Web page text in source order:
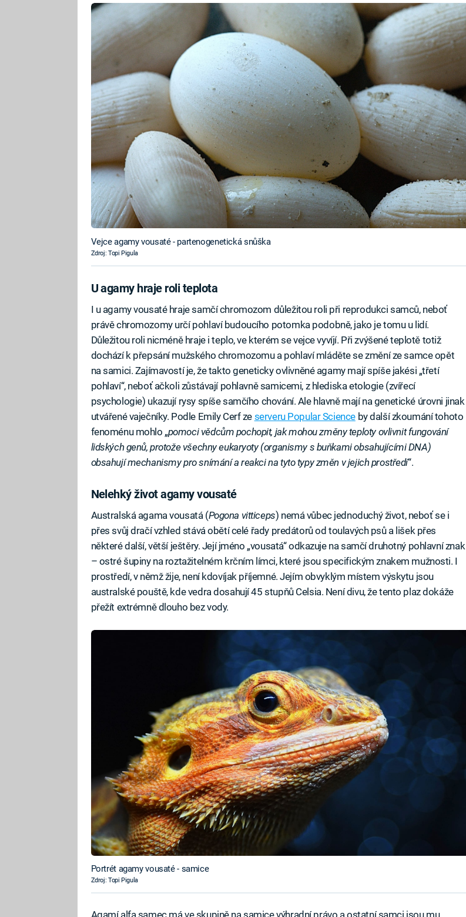
Vejce agamy vousaté - partenogenetická snůška
Zdroj: Topi Pigula
U agamy hraje roli teplota
I u agamy vousaté hraje samčí chromozom důležitou roli při reprodukci samců, neboť
právě chromozomy určí pohlaví budoucího potomka podobně, jako je tomu u lidí.
Důležitou roli nicméně hraje i teplo, ve kterém se vejce vyvíjí. Při zvýšené teplotě totiž
dochází k přepsání mužského chromozomu a pohlaví mláděte se změní ze samce opět
na samici. Zajímavostí je, že takto geneticky ovlivněné agamy mají spíše jakési „třetí
pohlaví“, neboť ačkoli zůstávají pohlavně samicemi, z hlediska etologie (zvířecí
psychologie) ukazují rysy spíše samčího chování. Ale hlavně mají na genetické úrovni jinak
utvářené vaječníky. Podle Emily Cerf ze serveru Popular Scienceby další zkoumání tohoto
fenoménu mohlo „pomoci vědcům pochopit, jak mohou změny teploty ovlivnit fungování
lidských genů, protože všechny eukaryoty (organismy s buňkami obsahujícími DNA)
obsahují mechanismy pro snímání a reakci na tyto typy změn v jejich prostředí“.
Nelehký život agamy vousaté
Australská agama vousatá (Pogona vitticeps) nemá vůbec jednoduchý život, neboť se i
přes svůj dračí vzhled stává obětí celé řady predátorů od toulavých psů a lišek přes
některé další, větší ještěry. Její jméno „vousatá“ odkazuje na samčí druhotný pohlavní znak
– ostré šupiny na roztažitelném krčním límci, které jsou specifickým znakem mužnosti. I
prostředí, v němž žije, není kdovíjak příjemné. Jejím obvyklým místem výskytu jsou
australské pouště, kde vedra dosahují 45 stupňů Celsia. Není divu, že tento plaz dokáže
přežít extrémně dlouho bez vody.
Portrét agamy vousaté - samice
Zdroj: Topi Pigula
Agamí alfa samec má ve skupině na samice výhradní právo a ostatní samci jsou mu